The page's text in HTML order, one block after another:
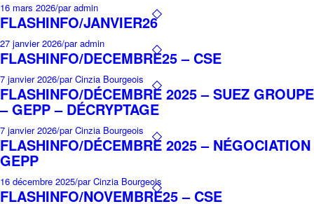
16 mars 2026/par admin
FLASHINFO/JANVIER26
27 janvier 2026/par admin
FLASHINFO/DECEMBRE25 – CSE
7 janvier 2026/par Cinzia Bourgeois
FLASHINFO/DÉCEMBRE 2025 – SUEZ GROUPE
– GEPP – DÉCRYPTAGE
7 janvier 2026/par Cinzia Bourgeois
FLASHINFO/DÉCEMBRE 2025 – NÉGOCIATION
GEPP
16 décembre 2025/par Cinzia Bourgeois
FLASHINFO/NOVEMBRE25 – CSE